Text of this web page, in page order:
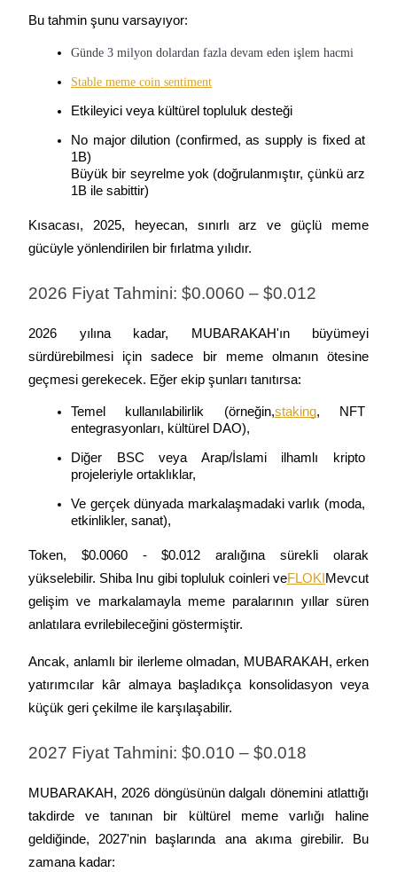
Otomatik Yatırım
Uzun vadeli kâr ve esnek çıkarlar elde edin
Stake Etmeyi Öğrenin
Bitrue
AI
Bitrue Ortakları
Bitrue İş Ortağı
Kullanıcı başına %65'e kadar komisyon!
Bu tahmin şunu varsayıyor:
Günde 3 milyon dolardan fazla devam eden işlem hacmi
Stable meme coin sentiment
Etkileyici veya kültürel topluluk desteği
No major dilution (confirmed, as supply is fixed at
1B)
Büyük bir seyrelme yok (doğrulanmıştır, çünkü arz
1B ile sabittir)
Kısacası, 2025, heyecan, sınırlı arz ve güçlü meme
gücüyle yönlendirilen bir fırlatma yılıdır.
2026 Fiyat Tahmini: $0.0060 – $0.012
2026 yılına kadar, MUBARAKAH'ın büyümeyi
sürdürebilmesi için sadece bir meme olmanın ötesine
geçmesi gerekecek. Eğer ekip şunları tanıtırsa:
Temel kullanılabilirlik (örneğin,staking, NFT
entegrasyonları, kültürel DAO),
Diğer BSC veya Arap/İslami ilhamlı kripto
projeleriyle ortaklıklar,
Ve gerçek dünyada markalaşmadaki varlık (moda,
etkinlikler, sanat),
Token, $0.0060 - $0.012 aralığına sürekli olarak
yükselebilir. Shiba Inu gibi topluluk coinleri veFLOKI Mevcut
gelişim ve markalamayla meme paralarının yıllar süren
anlatılara evrilebileceğini göstermiştir.
Ancak, anlamlı bir ilerleme olmadan, MUBARAKAH, erken
yatırımcılar kâr almaya başladıkça konsolidasyon veya
küçük geri çekilme ile karşılaşabilir.
2027 Fiyat Tahmini: $0.010 – $0.018
MUBARAKAH, 2026 döngüsünün dalgalı dönemini atlattığı
takdirde ve tanınan bir kültürel meme varlığı haline
geldiğinde, 2027'nin başlarında ana akıma girebilir. Bu
zamana kadar: